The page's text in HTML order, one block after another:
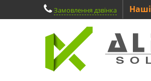
Замовлення дзвінка